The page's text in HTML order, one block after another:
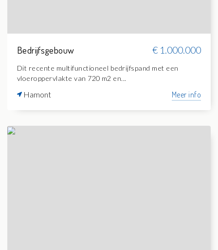
Bedrijfsgebouw € 1.000.000
Dit recente multifunctioneel bedrijfspand met een
vloeroppervlakte van 720 m2 en...
Hamont Meer info